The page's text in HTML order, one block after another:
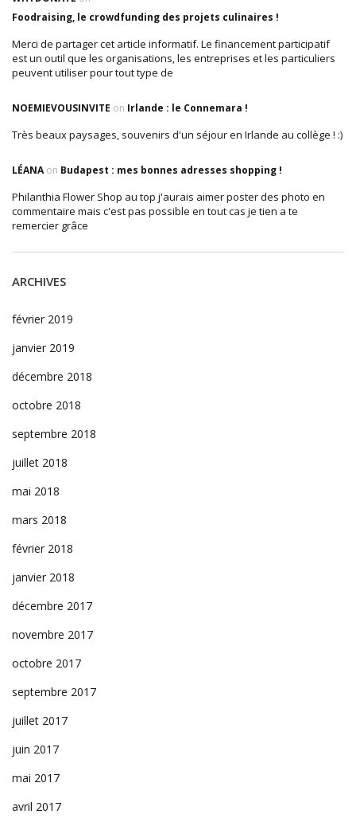
Foodraising, le crowdfunding des projets culinaires !
Merci de partager cet article informatif. Le financement participatif
est un outil que les organisations, les entreprises et les particuliers
peuvent utiliser pour tout type de
NOEMIEVOUSINVITE on Irlande : le Connemara !
Très beaux paysages, souvenirs d'un séjour en Irlande au collège ! :)
LÉANAon Budapest : mes bonnes adresses shopping !
Philanthia Flower Shop au top j'aurais aimer poster des photo en
commentaire mais c'est pas possible en tout cas je tien a te
remercier grâce
ARCHIVES
février 2019
janvier 2019
décembre 2018
octobre 2018
septembre 2018
juillet 2018
mai 2018
mars 2018
février 2018
janvier 2018
décembre 2017
novembre 2017
octobre 2017
septembre 2017
juillet 2017
juin 2017
mai 2017
avril 2017